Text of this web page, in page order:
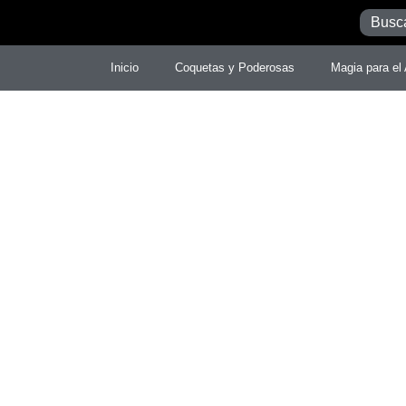
Inicio Coquetas y Poderosas Magia para el